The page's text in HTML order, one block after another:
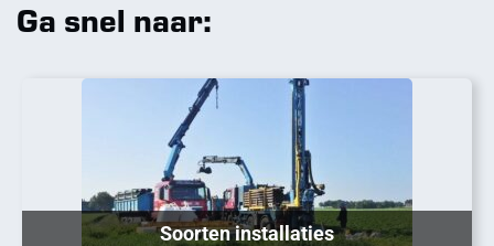
Ga snel naar:
Soorten installaties